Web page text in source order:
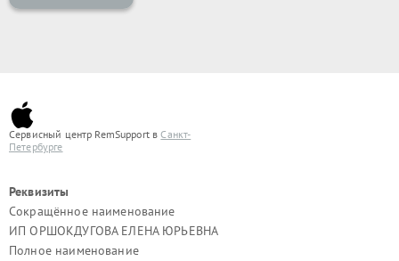
Сервисный центр RemSupport вСанкт-
Петербурге
Реквизиты
Сокращённое наименование
ИП ОРШОКДУГОВА ЕЛЕНА ЮРЬЕВНА
Полное наименование